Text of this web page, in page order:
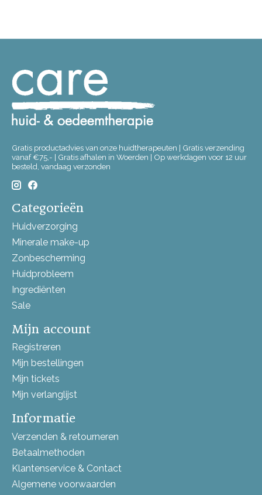
Gratis productadvies van onze huidtherapeuten | Gratis verzending
vanaf €75,- | Gratis afhalen in Woerden | Op werkdagen voor 12 uur
besteld, vandaag verzonden
Categorieën
Huidverzorging
Minerale make-up
Zonbescherming
Huidprobleem
Ingrediënten
Sale
Mijn account
Registreren
Mijn bestellingen
Mijn tickets
Mijn verlanglijst
Informatie
Verzenden & retourneren
Betaalmethoden
Klantenservice & Contact
Algemene voorwaarden